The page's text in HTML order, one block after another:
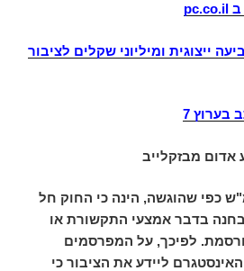
ב pc.co.il
ייצוגית ומיליוני שקלים לציבור
בערוץ 7
אדום מבזקלייב
כפי שהוגשה, הינה כי החוק חל
בדבר אמצעי התקשורת או
לפיכך, על המפרסמים
ליידע את הציבור כי